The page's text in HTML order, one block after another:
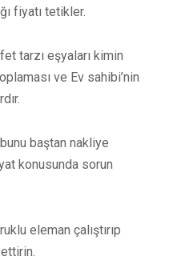
fiyatı tetikler.
tarzı eşyaları kimin
ve Ev sahibi’nin
baştan nakliye
konusunda sorun
eleman çalıştırıp
ettirin.